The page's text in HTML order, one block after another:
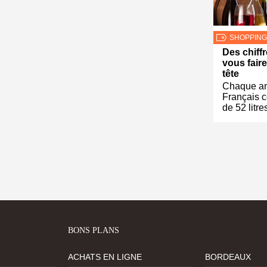
SHOPPING
Des
vous
tête
Chaque
Français
de 52
BONS PLANS
ACHATS EN LIGNE BORDEAUX